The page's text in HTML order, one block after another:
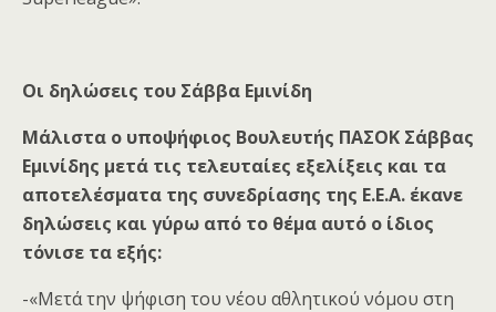
Οι δηλώσεις του Σάββα Εμινίδη
Μάλιστα ο υποψήφιος Βουλευτής ΠΑΣΟΚ Σάββας
Εμινίδης μετά τις τελευταίες εξελίξεις και τα
αποτελέσματα της συνεδρίασης της Ε.Ε.Α. έκανε
δηλώσεις και γύρω από το θέμα αυτό ο ίδιος
τόνισε τα εξής:
-«Μετά την ψήφιση του νέου αθλητικού νόμου στη